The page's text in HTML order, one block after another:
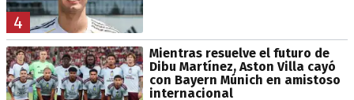
4
Mientras resuelve el futuro de
Dibu Martínez, Aston Villa cayó
con Bayern Múnich en amistoso
internacional